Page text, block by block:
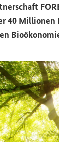
40 Mil­lio­nen